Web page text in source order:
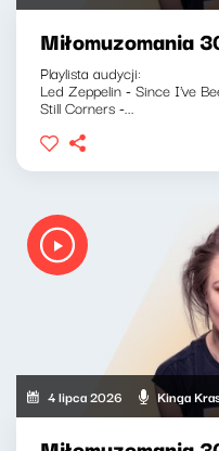
Miłomuzomania
Playlista audycji:
Led Zeppelin - Since I've
Still Corners -...
4 lipca 2026 Kinga